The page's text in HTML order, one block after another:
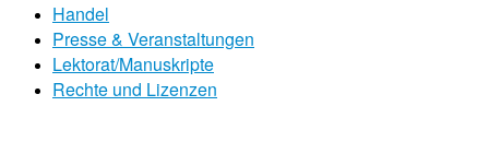
Handel
Presse & Veranstaltungen
Lektorat/Manuskripte
Rechte und Lizenzen